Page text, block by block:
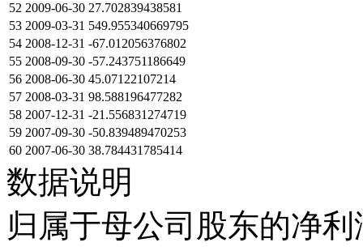
52 2009-06-30 27.702839438581
53 2009-03-31 549.955340669795
54 2008-12-31 -67.012056376802
55 2008-09-30 -57.243751186649
56 2008-06-30 45.07122107214
57 2008-03-31 98.588196477282
58 2007-12-31 -21.556831274719
59 2007-09-30 -50.839489470253
60 2007-06-30 38.784431785414
数据说明
归属于母公司股东的净